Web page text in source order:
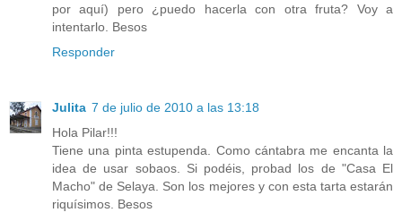
por aquí) pero ¿puedo hacerla con otra fruta? Voy a
intentarlo. Besos
Responder
Julita 7 de julio de 2010 a las 13:18
Hola Pilar!!!
Tiene una pinta estupenda. Como cántabra me encanta la
idea de usar sobaos. Si podéis, probad los de "Casa El
Macho" de Selaya. Son los mejores y con esta tarta estarán
riquísimos. Besos